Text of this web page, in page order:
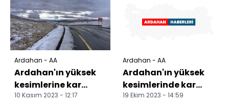
Ardahan - AA
Ardahan'ın yüksek
kesimlerine kar
yağdı
10 Kasım 2023 - 12:17
Ardahan - AA
Ardahan'ın yüksek
kesimlerinde kar
etkili oluyor
19 Ekim 2023 - 14:59